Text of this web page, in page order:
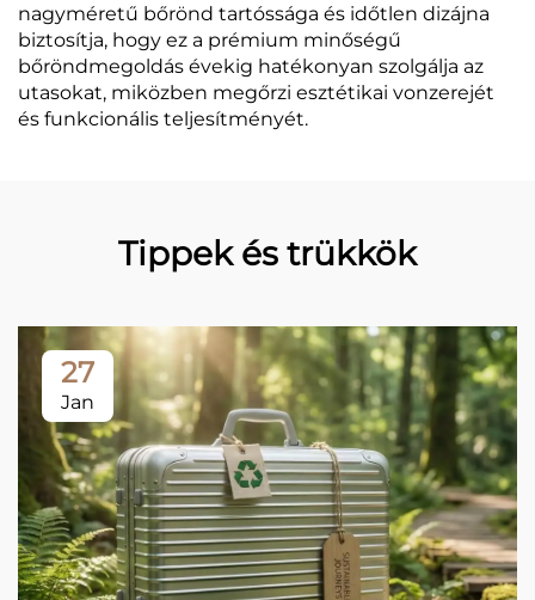
nagyméretű bőrönd tartóssága és időtlen dizájna
biztosítja, hogy ez a prémium minőségű
bőröndmegoldás évekig hatékonyan szolgálja az
utasokat, miközben megőrzi esztétikai vonzerejét
és funkcionális teljesítményét.
Tippek és trükkök
27
Jan